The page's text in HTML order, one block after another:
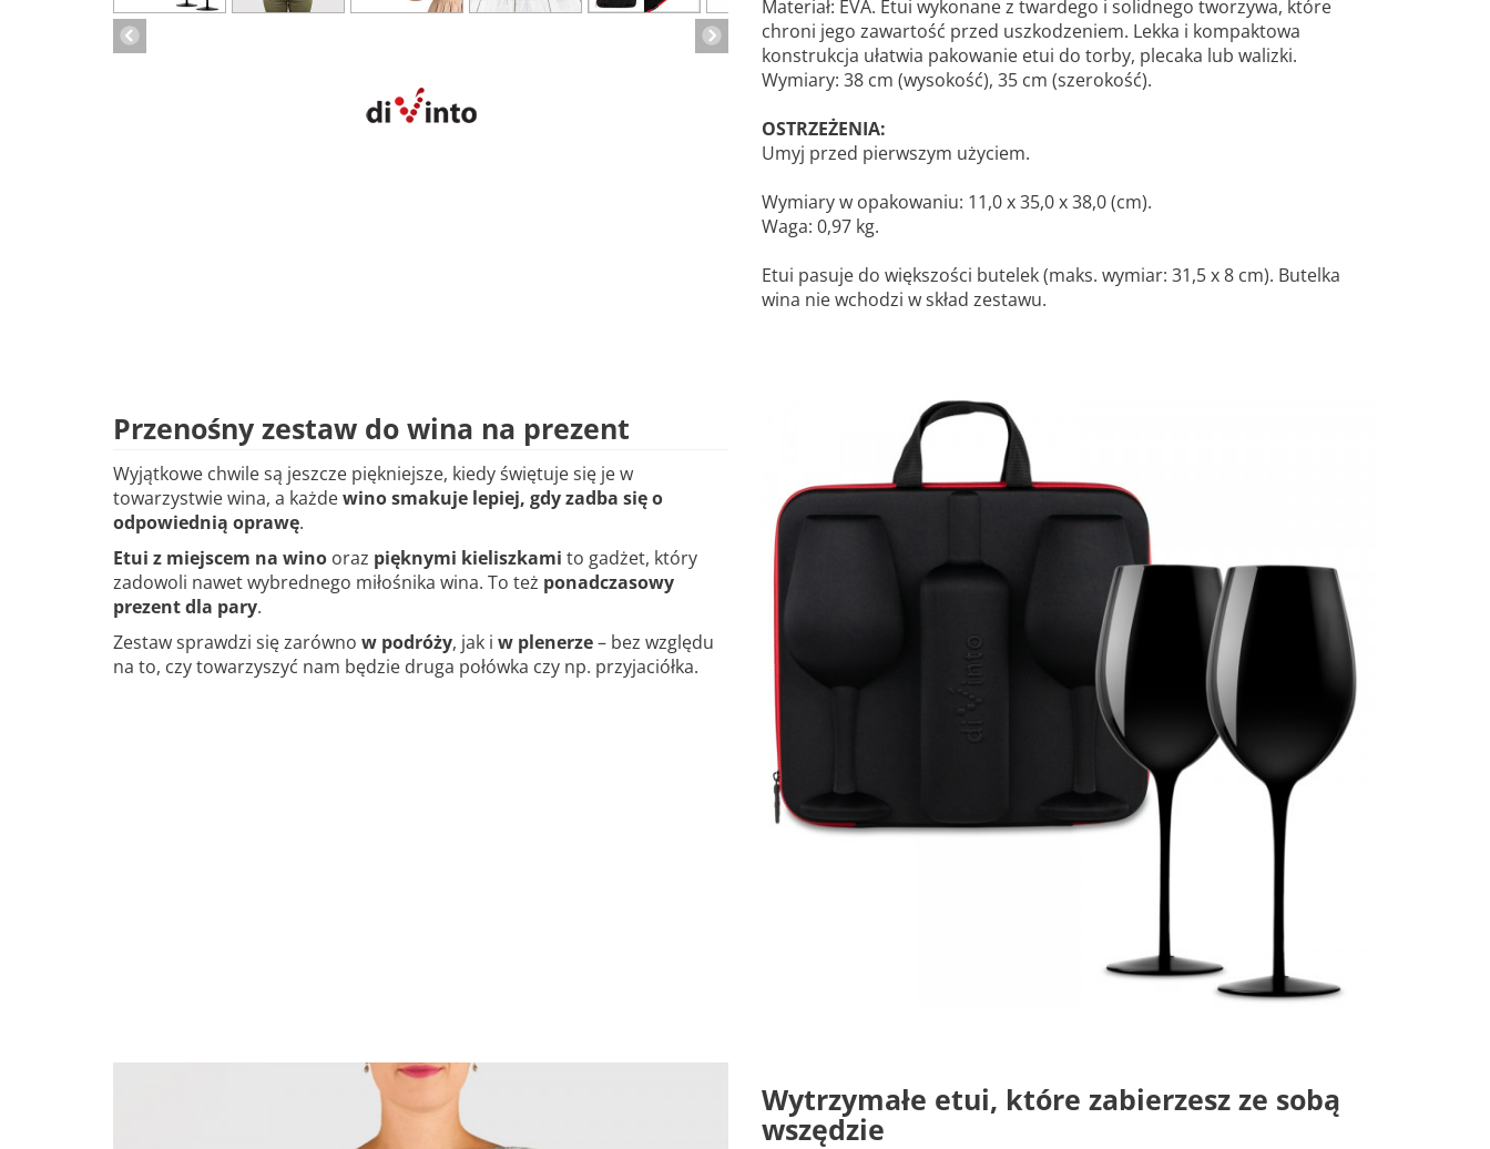
Materiał: EVA. Etui wykonane z twardego i solidnego tworzywa, które
chroni jego zawartość przed uszkodzeniem. Lekka i kompaktowa
konstrukcja ułatwia pakowanie etui do torby, plecaka lub walizki.
Wymiary: 38 cm (wysokość), 35 cm (szerokość).
OSTRZEŻENIA:
Umyj przed pierwszym użyciem.
Wymiary w opakowaniu: 11,0 x 35,0 x 38,0 (cm).
Waga: 0,97 kg.
Etui pasuje do większości butelek (maks. wymiar: 31,5 x 8 cm). Butelka
wina nie wchodzi w skład zestawu.
Przenośny zestaw do wina na prezent
Wyjątkowe chwile są jeszcze piękniejsze, kiedy świętuje się je w
towarzystwie wina, a każdewino smakuje lepiej, gdy zadba się o
odpowiednią oprawę.
Etui z miejscem na wino oraz pięknymi kieliszkami to gadżet, który
zadowoli nawet wybrednego miłośnika wina. To też ponadczasowy
prezent dla pary.
Zestaw sprawdzi się zarówno w podróży, jak i w plenerze– bez względu
na to, czy towarzyszyć nam będzie druga połówka czy np. przyjaciółka.
Wytrzymałe etui, które zabierzesz ze sobą
wszędzie